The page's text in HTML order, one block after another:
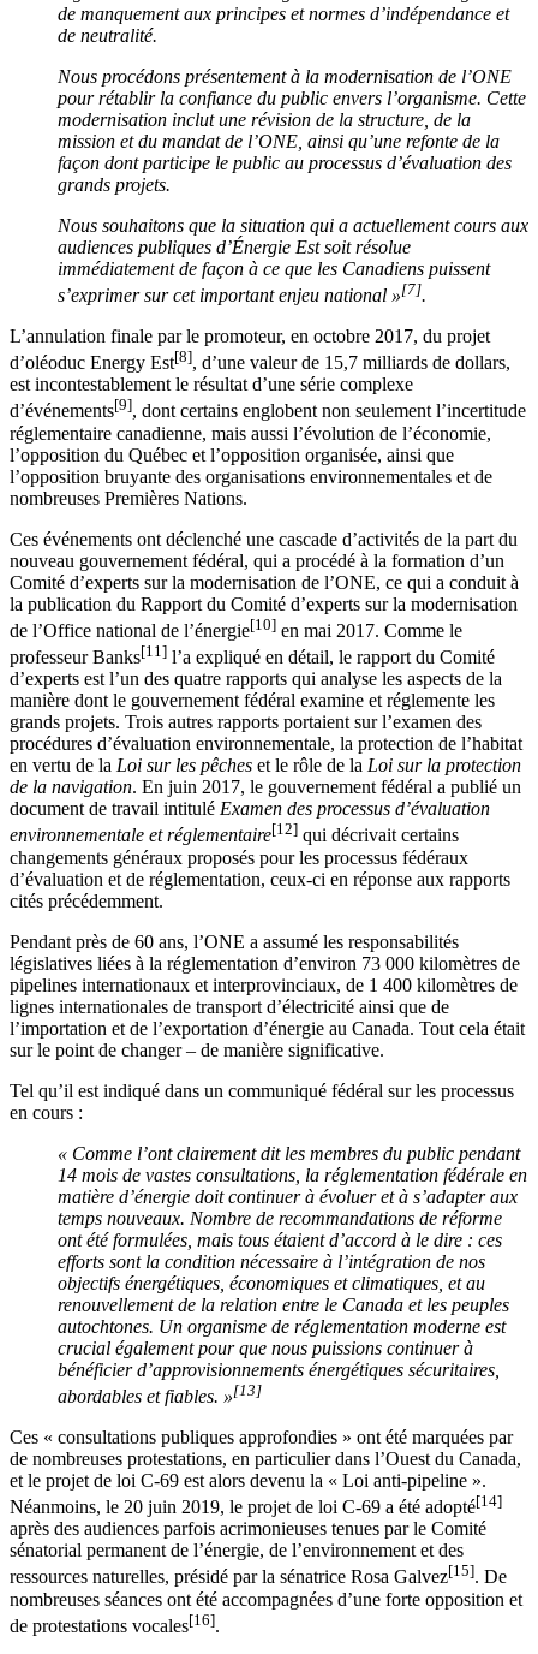
de manquement aux principes et normes d’indépendance et
de neutralité.
Nous procédons présentement à la modernisation de l’ONE
pour rétablir la confiance du public envers l’organisme. Cette
modernisation inclut une révision de la structure, de la
mission et du mandat de l’ONE, ainsi qu’une refonte de la
façon dont participe le public au processus d’évaluation des
grands projets.
Nous souhaitons que la situation qui a actuellement cours aux
audiences publiques d’Énergie Est soit résolue
immédiatement de façon à ce que les Canadiens puissent
s’exprimer sur cet important enjeu national »[7].
L’annulation finale par le promoteur, en octobre 2017, du projet
d’oléoduc Energy Est[8], d’une valeur de 15,7 milliards de dollars,
est incontestablement le résultat d’une série complexe
d’événements[9], dont certains englobent non seulement l’incertitude
réglementaire canadienne, mais aussi l’évolution de l’économie,
l’opposition du Québec et l’opposition organisée, ainsi que
l’opposition bruyante des organisations environnementales et de
nombreuses Premières Nations.
Ces événements ont déclenché une cascade d’activités de la part du
nouveau gouvernement fédéral, qui a procédé à la formation d’un
Comité d’experts sur la modernisation de l’ONE, ce qui a conduit à
la publication du Rapport du Comité d’experts sur la modernisation
de l’Office national de l’énergie[10] en mai 2017. Comme le
professeur Banks[11] l’a expliqué en détail, le rapport du Comité
d’experts est l’un des quatre rapports qui analyse les aspects de la
manière dont le gouvernement fédéral examine et réglemente les
grands projets. Trois autres rapports portaient sur l’examen des
procédures d’évaluation environnementale, la protection de l’habitat
en vertu de la Loi sur les pêches et le rôle de la Loi sur la protection
de la navigation. En juin 2017, le gouvernement fédéral a publié un
document de travail intitulé Examen des processus d’évaluation
environnementale et réglementaire[12] qui décrivait certains
changements généraux proposés pour les processus fédéraux
d’évaluation et de réglementation, ceux-ci en réponse aux rapports
cités précédemment.
Pendant près de 60 ans, l’ONE a assumé les responsabilités
législatives liées à la réglementation d’environ 73 000 kilomètres de
pipelines internationaux et interprovinciaux, de 1 400 kilomètres de
lignes internationales de transport d’électricité ainsi que de
l’importation et de l’exportation d’énergie au Canada. Tout cela était
sur le point de changer – de manière significative.
Tel qu’il est indiqué dans un communiqué fédéral sur les processus
en cours :
« Comme l’ont clairement dit les membres du public pendant
14 mois de vastes consultations, la réglementation fédérale en
matière d’énergie doit continuer à évoluer et à s’adapter aux
temps nouveaux. Nombre de recommandations de réforme
ont été formulées, mais tous étaient d’accord à le dire : ces
efforts sont la condition nécessaire à l’intégration de nos
objectifs énergétiques, économiques et climatiques, et au
renouvellement de la relation entre le Canada et les peuples
autochtones. Un organisme de réglementation moderne est
crucial également pour que nous puissions continuer à
bénéficier d’approvisionnements énergétiques sécuritaires,
abordables et fiables. »[13]
Ces « consultations publiques approfondies » ont été marquées par
de nombreuses protestations, en particulier dans l’Ouest du Canada,
et le projet de loi C-69 est alors devenu la « Loi anti-pipeline ».
Néanmoins, le 20 juin 2019, le projet de loi C-69 a été adopté[14]
après des audiences parfois acrimonieuses tenues par le Comité
sénatorial permanent de l’énergie, de l’environnement et des
ressources naturelles, présidé par la sénatrice Rosa Galvez[15]. De
nombreuses séances ont été accompagnées d’une forte opposition et
de protestations vocales[16].